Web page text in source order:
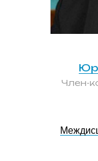
Член-